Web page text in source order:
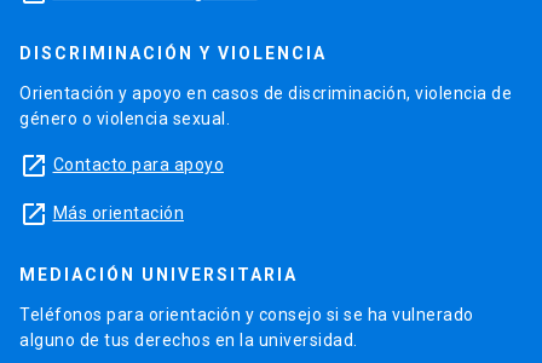
DISCRIMINACIÓN Y VIOLENCIA
Orientación y apoyo en casos de discriminación, violencia de
género o violencia sexual.
launch Contacto para apoyo
launch Más orientación
MEDIACIÓN UNIVERSITARIA
Teléfonos para orientación y consejo si se ha vulnerado
alguno de tus derechos en la universidad.